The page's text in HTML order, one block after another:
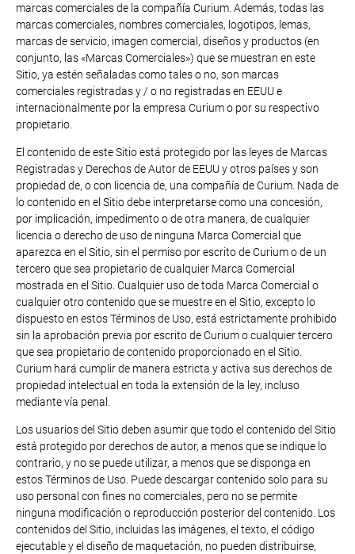
marcas comerciales de la compañía Curium. Además, todas las
marcas comerciales, nombres comerciales, logotipos, lemas,
marcas de servicio, imagen comercial, diseños y productos (en
conjunto, las «Marcas Comerciales») que se muestran en este
Sitio, ya estén señaladas como tales o no, son marcas
comerciales registradas y / o no registradas en EEUU e
internacionalmente por la empresa Curium o por su respectivo
propietario.
El contenido de este Sitio está protegido por las leyes de Marcas
Registradas y Derechos de Autor de EEUU y otros países y son
propiedad de, o con licencia de, una compañía de Curium. Nada de
lo contenido en el Sitio debe interpretarse como una concesión,
por implicación, impedimento o de otra manera, de cualquier
licencia o derecho de uso de ninguna Marca Comercial que
aparezca en el Sitio, sin el permiso por escrito de Curium o de un
tercero que sea propietario de cualquier Marca Comercial
mostrada en el Sitio. Cualquier uso de toda Marca Comercial o
cualquier otro contenido que se muestre en el Sitio, excepto lo
dispuesto en estos Términos de Uso, está estrictamente prohibido
sin la aprobación previa por escrito de Curium o cualquier tercero
que sea propietario de contenido proporcionado en el Sitio.
Curium hará cumplir de manera estricta y activa sus derechos de
propiedad intelectual en toda la extensión de la ley, incluso
mediante vía penal.
Los usuarios del Sitio deben asumir que todo el contenido del Sitio
está protegido por derechos de autor, a menos que se indique lo
contrario, y no se puede utilizar, a menos que se disponga en
estos Términos de Uso. Puede descargar contenido solo para su
uso personal con fines no comerciales, pero no se permite
ninguna modificación o reproducción posterior del contenido. Los
contenidos del Sitio, incluidas las imágenes, el texto, el código
ejecutable y el diseño de maquetación, no pueden distribuirse,